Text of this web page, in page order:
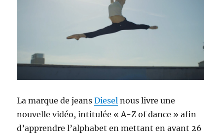
La marque de jeansDiesel nous livre une
nouvelle vidéo, intitulée « A-Z of dance » afin
d’apprendre l’alphabet en mettant en avant 26